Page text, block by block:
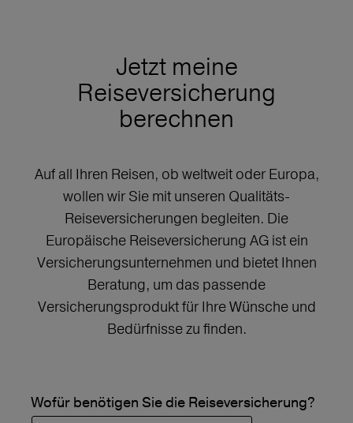
Jetzt meine
Reiseversicherung
berechnen
Auf all Ihren Reisen, ob weltweit oder Europa,
wollen wir Sie mit unseren Qualitäts-
Reiseversicherungen begleiten. Die
Europäische Reiseversicherung AG ist ein
Versicherungsunternehmen und bietet Ihnen
Beratung, um das passende
Versicherungsprodukt für Ihre Wünsche und
Bedürfnisse zu finden.
Wofür benötigen Sie die Reiseversicherung?